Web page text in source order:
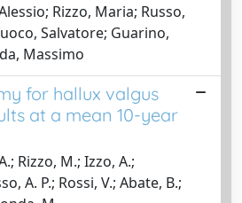
Rizzo, Maria; Russo,
Salvatore; Guarino,
Massimo
for hallux valgus
at a mean 10-year
Rizzo, M.; Izzo, A.;
A. P.; Rossi, V.; Abate, B.;